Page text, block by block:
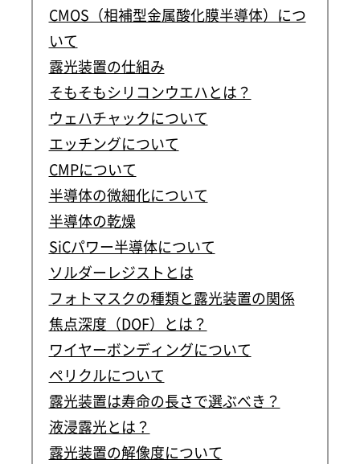
CMOS（相補型金属酸化膜半導体）につ
いて
露光装置の仕組み
そもそもシリコンウエハとは？
ウェハチャックについて
エッチングについて
CMPについて
半導体の微細化について
半導体の乾燥
SiCパワー半導体について
ソルダーレジストとは
フォトマスクの種類と露光装置の関係
焦点深度（DOF）とは？
ワイヤーボンディングについて
ペリクルについて
露光装置は寿命の長さで選ぶべき？
液浸露光とは？
露光装置の解像度について